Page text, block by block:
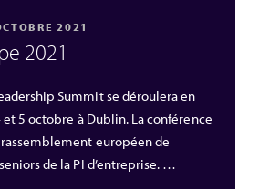
2021
2021
Summit se déroulera en
5 octobre à Dublin. La conférence
européen de
de la PI d’entreprise. …